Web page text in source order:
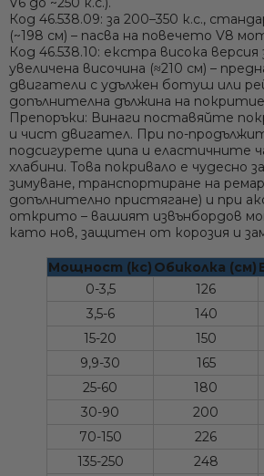
Код 46.538.09: за 200–350 к.с.,
(~198 см) – пасва на повечето V8
Код 46.538.10: екстра висока версия
увеличена височина (≈210 см) –
двигатели с удължен ботуш или
допълнителна дължина на
Препоръки: Винаги поставяйте
и чист двигател. При по-
подсигурете ципа и еластичните
хлабини. Това покривало е чудесно
зимуване, транспортиране на
допълнително пристягане) и при
открито – вашият извънбордов
като нов, защитен от корозия и
Мощност (кс) Обиколка (см)
0-3,5
126
3,5-6
140
15-20
150
9,9-30
165
25-60
180
30-90
200
70-150
226
135-250
248